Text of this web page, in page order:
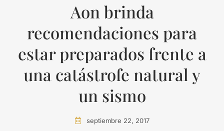
Aon brinda
recomendaciones para
estar preparados frente a
una catástrofe natural y
un sismo
septiembre 22, 2017